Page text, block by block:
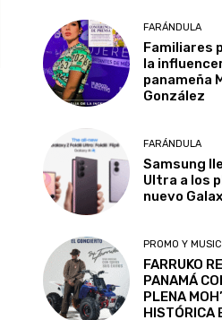
FARÁNDULA
Familiares
la
panameña
González
FARÁNDULA
Samsung
Ultra a los
nuevo
PROMO Y MUSIC
FARRUKO
PANAMÁ
PLENA
HISTÓRICA